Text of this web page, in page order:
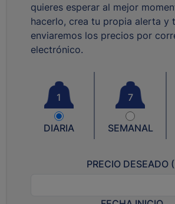
quieres esperar al mejor
hacerlo, crea tu propia alerta y
enviaremos los precios por
electrónico.
1
DIARIA
7
SEMANAL
PRECIO DESEADO (